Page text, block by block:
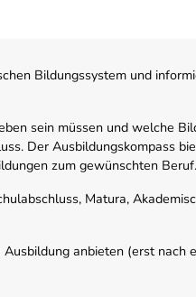
Bildungssystem und
sein müssen und welche
Der Ausbildungskompass
zum gewünschten Beruf.
Matura,
anbieten (erst nach